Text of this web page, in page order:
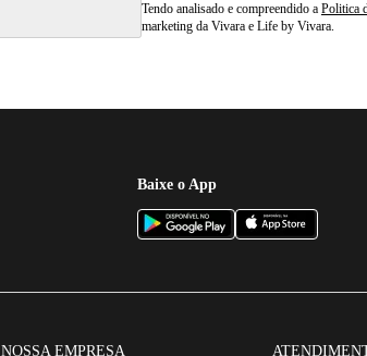
Tendo analisado e compreendido a Politica
marketing da Vivara e Life by Vivara.
Baixe o App
NOSSA EMPRESA